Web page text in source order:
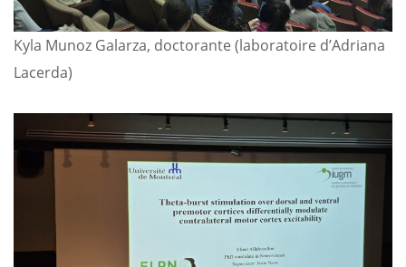
Kyla Munoz Galarza, doctorante (laboratoire d’Adriana
Lacerda)